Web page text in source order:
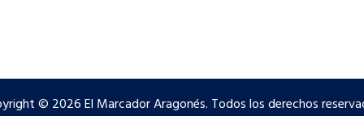
© 2026 El Marcador Aragonés. Todos los derechos